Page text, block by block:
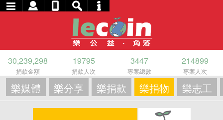
30,239,298
捐款金額
19795
捐款人次
3447
專案總數
214899
專案人次
樂媒體 樂分享 樂捐款 樂捐物 樂志工